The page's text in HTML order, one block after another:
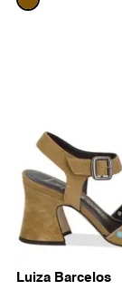
Luiza Barcelos